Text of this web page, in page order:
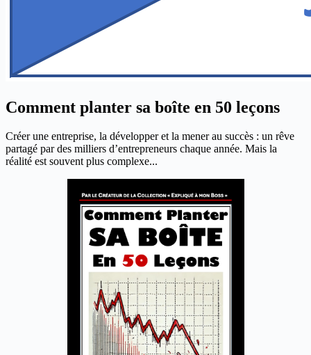
Comment planter sa boîte en 50 leçons
Créer une entreprise, la développer et la mener au succès : un rêve
partagé par des milliers d’entrepreneurs chaque année. Mais la
réalité est souvent plus complexe...